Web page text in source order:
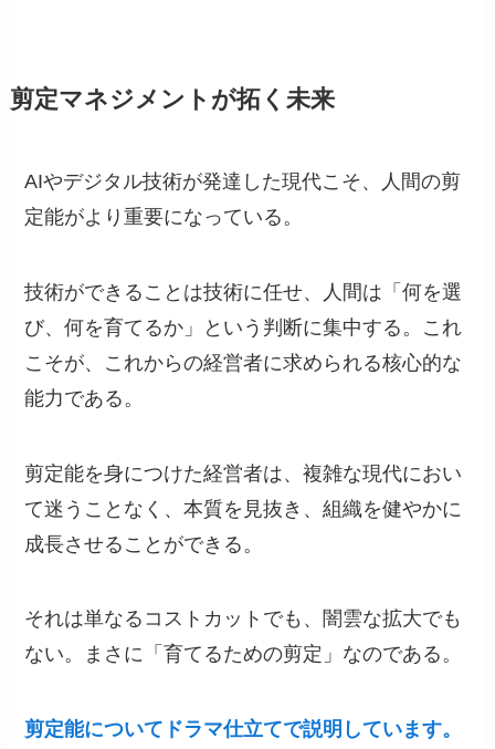
剪定マネジメントが拓く未来
AIやデジタル技術が発達した現代こそ、人間の剪
定能がより重要になっている。
技術ができることは技術に任せ、人間は「何を選
び、何を育てるか」という判断に集中する。これ
こそが、これからの経営者に求められる核心的な
能力である。
剪定能を身につけた経営者は、複雑な現代におい
て迷うことなく、本質を見抜き、組織を健やかに
成長させることができる。
それは単なるコストカットでも、闇雲な拡大でも
ない。まさに「育てるための剪定」なのである。
剪定能についてドラマ仕立てで説明しています。